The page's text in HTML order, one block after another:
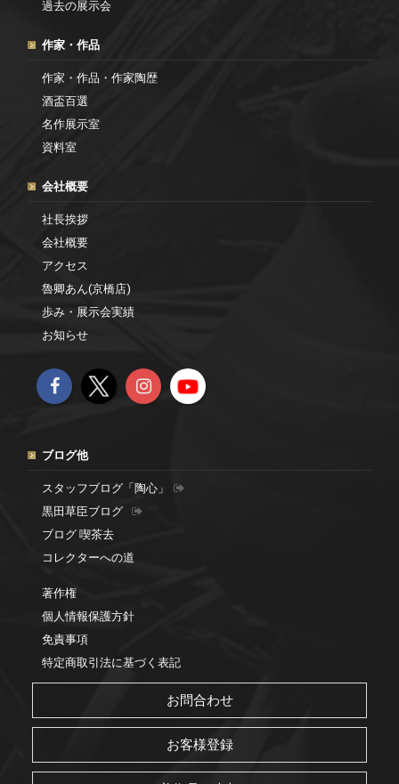
過去の展示会
作家・作品
作家・作品・作家陶歴
酒盃百選
名作展示室
資料室
会社概要
社長挨拶
会社概要
アクセス
魯卿あん(京橋店)
歩み・展示会実績
お知らせ
ブログ他
スタッフブログ「陶心」
黒田草臣ブログ
ブログ 喫茶去
コレクターへの道
著作権
個人情報保護方針
免責事項
特定商取引法に基づく表記
お問合わせ
お客様登録